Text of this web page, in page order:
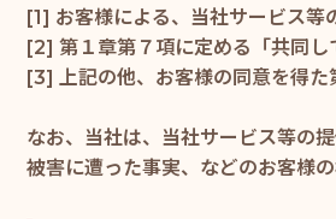
[1] お客様による、当社サービス等
[2] 第１章第７項に定める「共同
[3] 上記の他、お客様の同意を得
なお、当社は、当社サービス等の
被害に遭った事実、などのお客様